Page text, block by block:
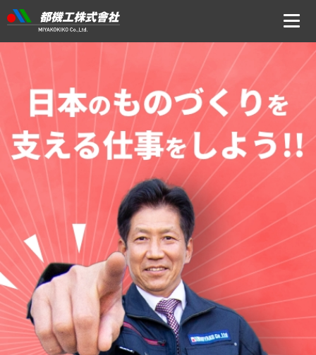
ニュース
会社案内
トップメッセージ・社是・経営理念
会社概要
沿革
事業所アクセス
CSR・ISOの取り組みについて
事業内容
TFPについて